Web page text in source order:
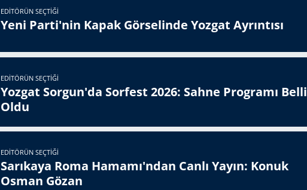
EDITÖRÜN SEÇTIĞI
Yeni Parti'nin Kapak Görselinde Yozgat Ayrıntısı
EDITÖRÜN SEÇTIĞI
Yozgat Sorgun'da Sorfest 2026: Sahne Programı Belli
Oldu
EDITÖRÜN SEÇTIĞI
Sarıkaya Roma Hamamı'ndan Canlı Yayın: Konuk
Osman Gözan